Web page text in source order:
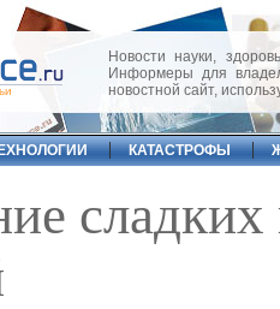
Новости науки,
Информеры для
новостной сайт,
КАТАСТРОФЫ
сладких